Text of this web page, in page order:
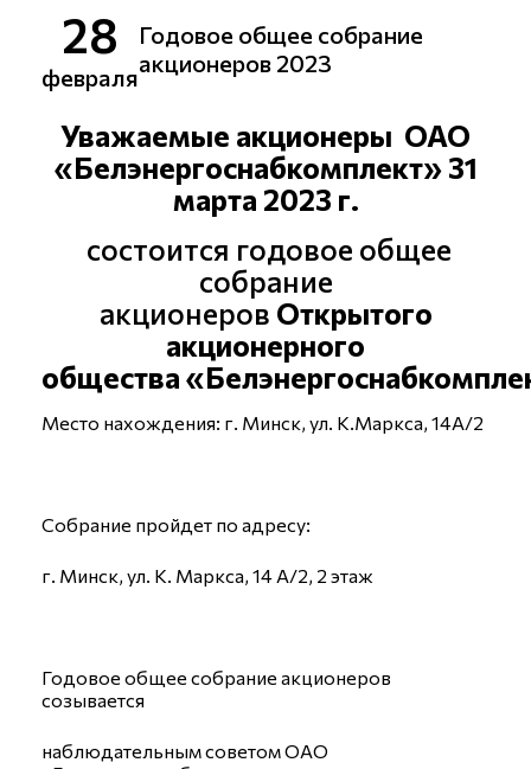
28
февраля
Годовое общее собрание
акционеров 2023
Уважаемые акционеры ОАО
«Белэнергоснабкомплект» 31
марта 2023 г.
состоится годовое общее
собрание
акционеров Открытого
акционерного
общества
Место нахождения: г. Минск, ул. К.Маркса, 14А/2
Собрание пройдет по адресу:
г. Минск, ул. К. Маркса, 14 А/2, 2 этаж
Годовое общее собрание акционеров
созывается
наблюдательным советом ОАО